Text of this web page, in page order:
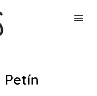
Petín